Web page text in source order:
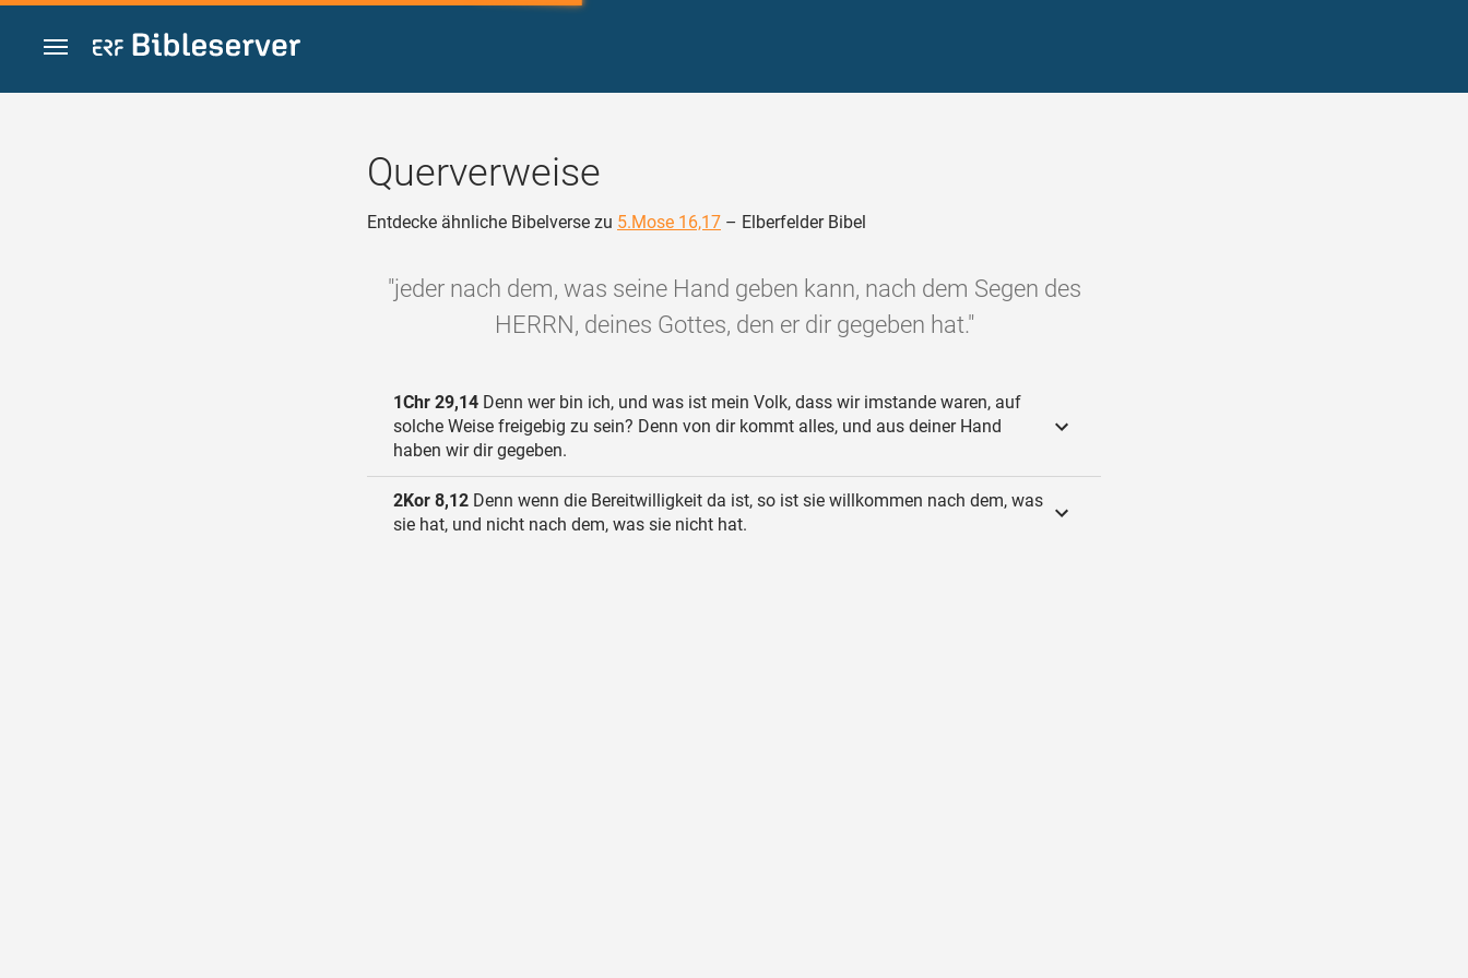
Zum Inhalt springen
Querverweise
Entdecke ähnliche Bibelverse zu 5.Mose 16,17 – Elberfelder Bibel
"jeder nach dem, was seine Hand geben kann, nach dem Segen des
HERRN, deines Gottes, den er dir gegeben hat."
1Chr 29,14 Denn wer bin ich, und was ist mein Volk, dass wir imstande waren, auf
solche Weise freigebig zu sein? Denn von dir kommt alles, und aus deiner Hand
haben wir dir gegeben.
2Kor 8,12 Denn wenn die Bereitwilligkeit da ist, so ist sie willkommen nach dem, was
sie hat, und nicht nach dem, was sie nicht hat.